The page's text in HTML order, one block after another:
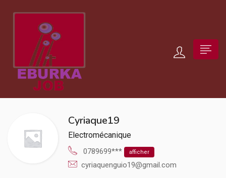
Cyriaque19
Electromécanique
0789699*** afficher
cyriaquenguio19@gmail.com